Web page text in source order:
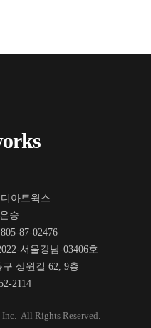
아트웍스
승
87-02476
서울강남-03406호
상원길 62, 9층
2114
, Inc. All Rights Reserved.